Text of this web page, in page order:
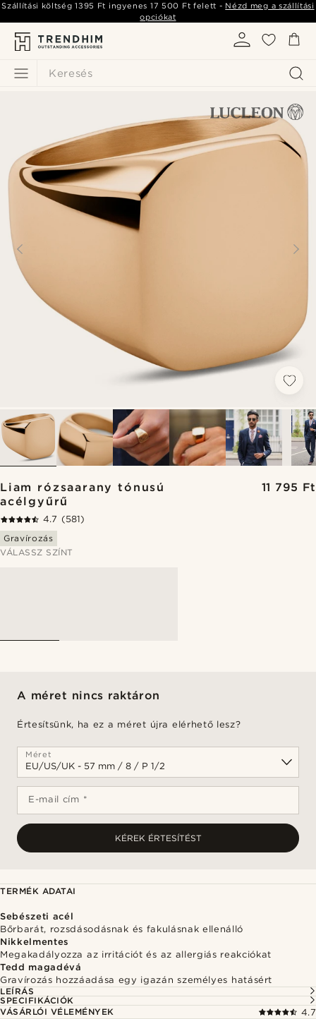
Keresés
Szállítási költség1395 Ft ingyenes 17 500 Ft felett - Nézd meg a szállítási
opciókat
Liam rózsaarany tónusú
acélgyűrű
11 795 Ft
4.7 (581)
Gravírozás
VÁLASSZ SZÍNT
A méret nincs raktáron
Értesítsünk, ha ez a méret újra elérhető lesz?
Méret
E-mail cím *
KÉREK ÉRTESÍTÉST
TERMÉK ADATAI
Sebészeti acél
Bőrbarát, rozsdásodásnak és fakulásnak ellenálló
Nikkelmentes
Megakadályozza az irritációt és az allergiás reakciókat
Tedd magadévá
Gravírozás hozzáadása egy igazán személyes hatásért
LEÍRÁS
SPECIFIKÁCIÓK
VÁSÁRLÓI VÉLEMÉNYEK
4.7